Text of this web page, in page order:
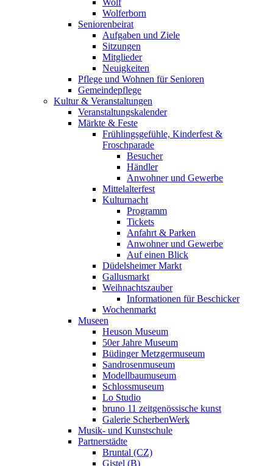
Wolf
Wolferborn
Seniorenbeirat
Aufgaben und Ziele
Sitzungen
Mitglieder
Neuigkeiten
Pflege und Wohnen für Senioren
Gemeindepflege
Kultur & Veranstaltungen
Veranstaltungskalender
Märkte & Feste
Frühlingsgefühle, Kinderfest &
Froschparade
Besucher
Händler
Anwohner und Gewerbe
Mittelalterfest
Kulturnacht
Programm
Tickets
Anfahrt & Parken
Anwohner und Gewerbe
Auf einen Blick
Düdelsheimer Markt
Gallusmarkt
Weihnachtszauber
Informationen für Beschicker
Wochenmarkt
Museen
Heuson Museum
50er Jahre Museum
Büdinger Metzgermuseum
Sandrosenmuseum
Modellbaumuseum
Schlossmuseum
Lo Studio
bruno 11 zeitgenössische kunst
Galerie ScherbenWerk
Musik- und Kunstschule
Partnerstädte
Bruntal (CZ)
Gistel (B)